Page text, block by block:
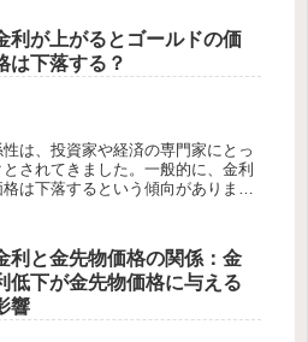
利が上がるとゴールドの価
は下落する？
は、投資家や経済の専門家にとっ
されてきました。一般的に、金利
は下落するという傾向がありま
利と金先物価格の関係：金
低下が金先物価格に与える
響